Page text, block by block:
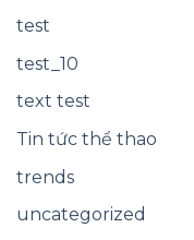
test
test_10
text test
Tin tức thể thao
trends
uncategorized